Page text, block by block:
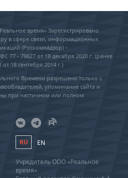
время» Зарегистрировано
в сфере связи, информационных
(Роскомнадзор) –
- 79627 от 18 декабря 2020 г. (ранее
18 сентября 2014 г.)
Времени разрешено только с
упоминание сайта и
при частичном или полном
RU EN
Учредитель ООО «Реальное
время»